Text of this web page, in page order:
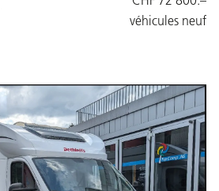
véhicules neuf